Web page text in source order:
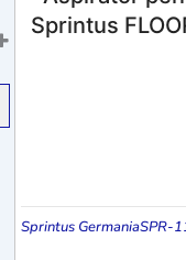
Sprintus
Sprintus GermaniaSPR-